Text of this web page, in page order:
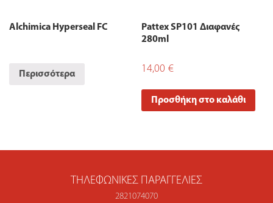
Alchimica Hyperseal FC
Περισσότερα
Pattex SP101 Διαφανές
280ml
14,00 €
Προσθήκη στο καλάθι
ΤΗΛΕΦΩΝΙΚΈΣ ΠΑΡΑΓΓΕΛΊΕΣ
2821074070